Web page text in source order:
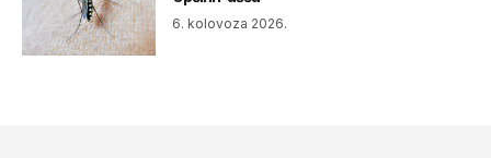
6. kolovoza 2026.